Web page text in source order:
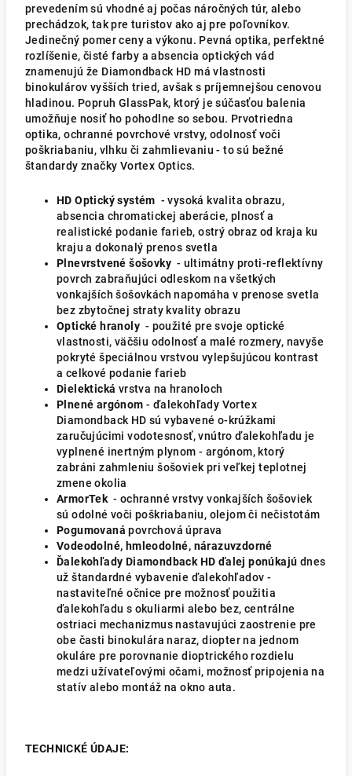
prevedením sú vhodné aj počas náročných túr, alebo
prechádzok, tak pre turistov ako aj pre poľovníkov.
Jedinečný pomer ceny a výkonu. Pevná optika, perfektné
rozlíšenie, čisté farby a absencia optických vád
znamenujú že Diamondback HD má vlastnosti
binokulárov vyšších tried, avšak s príjemnejšou cenovou
hladinou. Popruh GlassPak, ktorý je súčasťou balenia
umožňuje nosiť ho pohodlne so sebou. Prvotriedna
optika, ochranné povrchové vrstvy, odolnosť voči
poškriabaniu, vlhku či zahmlievaniu - to sú bežné
štandardy značky Vortex Optics.
HD Optický systém - vysoká kvalita obrazu,
absencia chromatickej aberácie, plnosť a
realistické podanie farieb, ostrý obraz od kraja ku
kraju a dokonalý prenos svetla
Plnevrstvené šošovky - ultimátny proti-reflektívny
povrch zabraňujúci odleskom na všetkých
vonkajších šošovkách napomáha v prenose svetla
bez zbytočnej straty kvality obrazu
Optické hranoly - použité pre svoje optické
vlastnosti, väčšiu odolnosť a malé rozmery, navyše
pokryté špeciálnou vrstvou vylepšujúcou kontrast
a celkové podanie farieb
Dielektická vrstva na hranoloch
Plnené argónom - ďalekohľady Vortex
Diamondback HD sú vybavené o-krúžkami
zaručujúcimi vodotesnosť, vnútro ďalekohľadu je
vyplnené inertným plynom - argónom, ktorý
zabráni zahmleniu šošoviek pri veľkej teplotnej
zmene okolia
ArmorTek - ochranné vrstvy vonkajších šošoviek
sú odolné voči poškriabaniu, olejom či nečistotám
Pogumovaná povrchová úprava
Vodeodolné, hmleodolné, nárazuvzdorné
Ďalekohľady Diamondback HD ďalej ponúkajú dnes
už štandardné vybavenie ďalekohľadov -
nastaviteľné očnice pre možnosť použitia
ďalekohľadu s okuliarmi alebo bez, centrálne
ostriaci mechanizmus nastavujúci zaostrenie pre
obe časti binokulára naraz, diopter na jednom
okuláre pre porovnanie dioptrického rozdielu
medzi užívateľovými očami, možnosť pripojenia na
statív alebo montáž na okno auta.
TECHNICKÉ ÚDAJE: